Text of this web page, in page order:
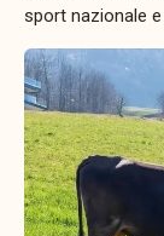
sport nazionale